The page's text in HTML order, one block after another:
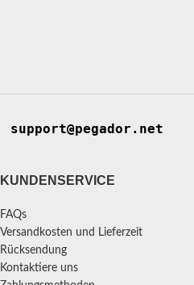
support@pegador.net
KUNDENSERVICE
FAQs
Versandkosten und Lieferzeit
Rücksendung
Kontaktiere uns